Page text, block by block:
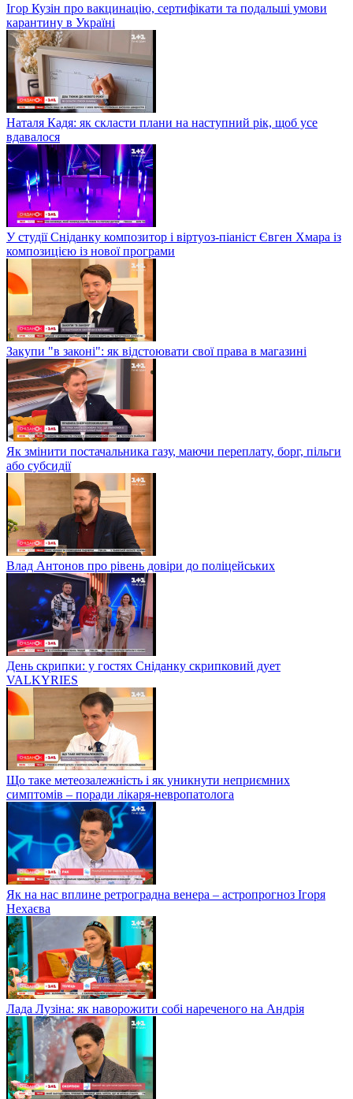
Ігор Кузін про вакцинацію, сертифікати та подальші умови
карантину в Україні
Наталя Кадя: як скласти плани на наступний рік, щоб усе
вдавалося
У студії Сніданку композитор і віртуоз-піаніст Євген Хмара із
композицією із нової програми
Закупи "в законі": як відстоювати свої права в магазині
Як змінити постачальника газу, маючи переплату, борг, пільги
або субсидії
Влад Антонов про рівень довіри до поліцейських
День скрипки: у гостях Сніданку скрипковий дует
VALKYRIES
Що таке метеозалежність і як уникнути неприємних
симптомів – поради лікаря-невропатолога
Як на нас вплине ретроградна венера – астропрогноз Ігоря
Нехаєва
Лада Лузіна: як наворожити собі нареченого на Андрія